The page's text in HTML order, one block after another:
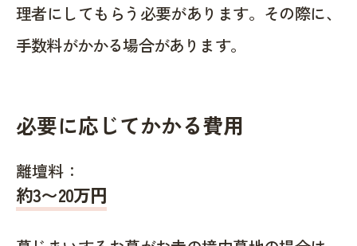
理者にしてもらう必要があります。その際に、
手数料がかかる場合があります。
必要に応じてかかる費用
離壇料：
約3〜20万円